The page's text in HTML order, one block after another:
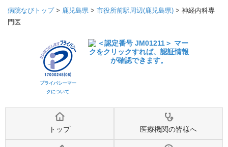
病院なびトップ> 鹿児島県 > 市役所前駅周辺(鹿児島県) > 神経内科専
門医
プライバシーマー
クについて
トップ 医療機関の皆様へ